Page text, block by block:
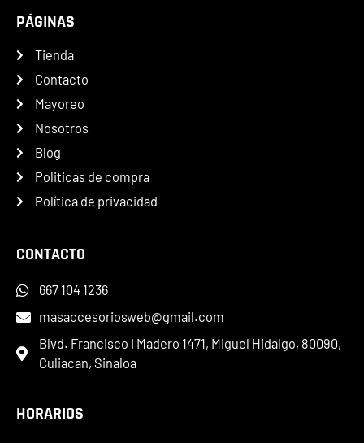
PÁGINAS
Tienda
Contacto
Mayoreo
Nosotros
Blog
Politicas de compra
Política de privacidad
CONTACTO
667 104 1236
masaccesoriosweb@gmail.com
Blvd. Francisco I Madero 1471, Miguel Hidalgo, 80090,
Culiacan, Sinaloa
HORARIOS